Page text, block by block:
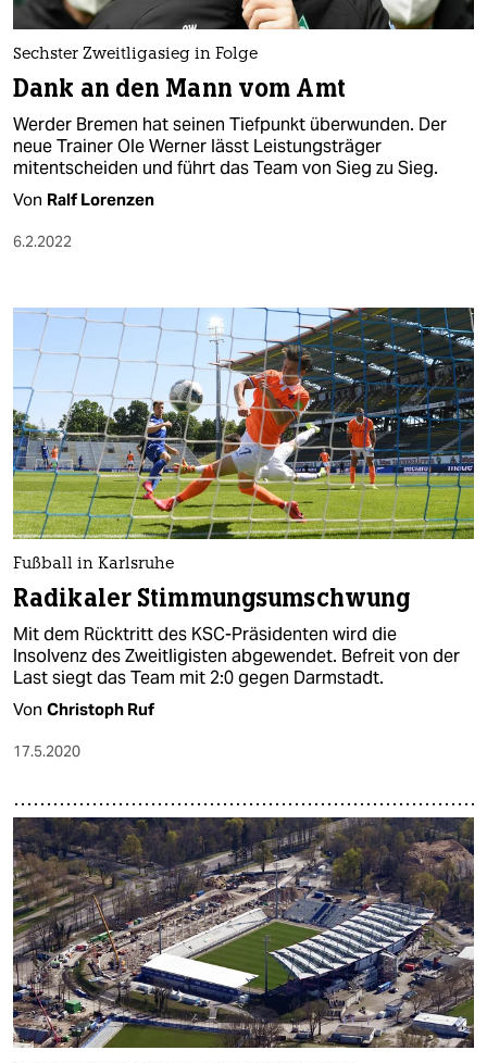
nord
wahrheit
verlag
verlag
veranstaltungen
fragen & hilfe
unterstützen
abo
genossenschaft
epaper login
Sechster Zweitligasieg in Folge
Dank an den Mann vom Amt
Werder Bremen hat seinen Tiefpunkt überwunden. Der
neue Trainer Ole Werner lässt Leistungsträger
mitentscheiden und führt das Team von Sieg zu Sieg.
Von Ralf Lorenzen
6.2.2022
Fußball in Karlsruhe
Radikaler Stimmungsumschwung
Mit dem Rücktritt des KSC-Präsidenten wird die
Insolvenz des Zweitligisten abgewendet. Befreit von der
Last siegt das Team mit 2:0 gegen Darmstadt.
Von Christoph Ruf
17.5.2020